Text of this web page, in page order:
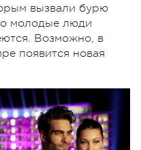
вызвали бурю
молодые люди
Возможно, в
появится новая